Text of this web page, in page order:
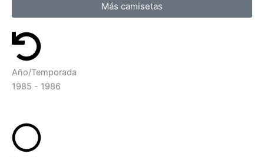
Más camisetas
Año/Temporada
1985 - 1986